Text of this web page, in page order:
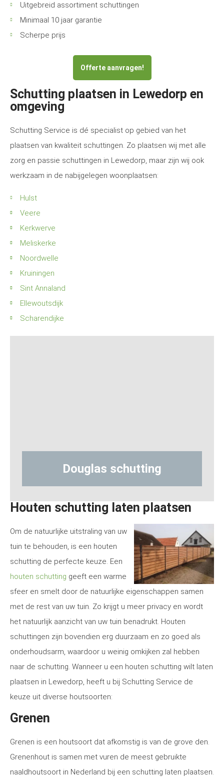
Uitgebreid assortiment schuttingen
Minimaal 10 jaar garantie
Scherpe prijs
Offerte aanvragen!
Schutting plaatsen in Lewedorp en
omgeving
Schutting Service is dé specialist op gebied van het
plaatsen van kwaliteit schuttingen. Zo plaatsen wij met alle
zorg en passie schuttingen in Lewedorp, maar zijn wij ook
werkzaam in de nabijgelegen woonplaatsen:
Hulst
Veere
Kerkwerve
Meliskerke
Noordwelle
Kruiningen
Sint Annaland
Ellewoutsdijk
Scharendijke
Hout-
Houten schutting laten plaatsen
Om de natuurlijke uitstraling van uw
tuin te behouden, is een houten
schutting de perfecte keuze. Een
houten schutting geeft een warme
sfeer en smelt door de natuurlijke eigenschappen samen
met de rest van uw tuin. Zo krijgt u meer privacy en wordt
het natuurlijk aanzicht van uw tuin benadrukt. Houten
schuttingen zijn bovendien erg duurzaam en zo goed als
onderhoudsarm, waardoor u weinig omkijken zal hebben
naar de schutting. Wanneer u een houten schutting wilt laten
plaatsen in Lewedorp, heeft u bij Schutting Service de
keuze uit diverse houtsoorten:
Grenen
Grenen is een houtsoort dat afkomstig is van de grove den.
Grenenhout is samen met vuren de meest gebruikte
naaldhoutsoort in Nederland bij een schutting laten plaatsen.